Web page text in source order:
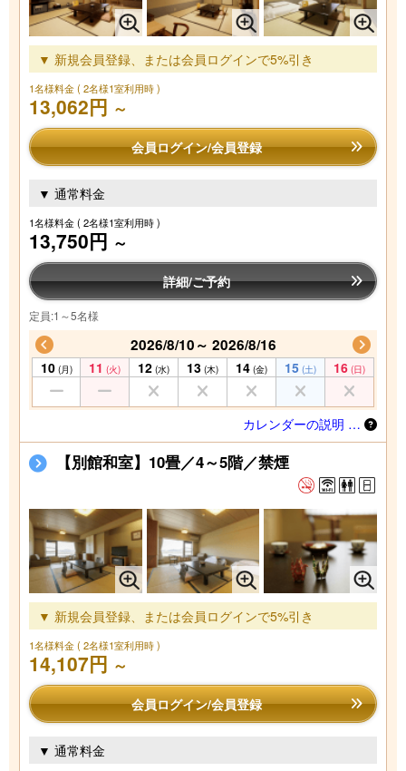
▼ 新規会員登録、または会員ログインで5%引き
1名様料金( 2名様1室利用時 )
13,062円 ～
会員ログイン/会員登録
▼ 通常料金
1名様料金( 2名様1室利用時 )
13,750円 ～
詳細/ご予約
定員:1～5名様
2026/8/10～ 2026/8/16
10 (月) 11 (火) 12 (水) 13 (木) 14 (金) 15 (土) 16 (日)
カレンダーの説明 …
【別館和室】10畳／4～5階／禁煙
▼ 新規会員登録、または会員ログインで5%引き
1名様料金( 2名様1室利用時 )
14,107円 ～
会員ログイン/会員登録
▼ 通常料金